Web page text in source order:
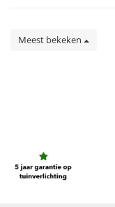
Meest bekeken